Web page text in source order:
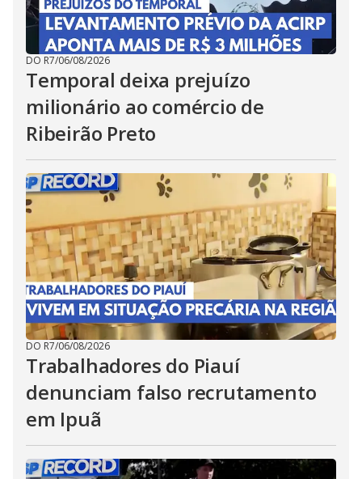
DO R7/06/08/2026
Temporal deixa prejuízo
milionário ao comércio de
Ribeirão Preto
DO R7/06/08/2026
Trabalhadores do Piauí
denunciam falso recrutamento
em Ipuã